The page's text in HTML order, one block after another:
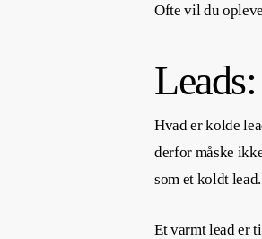
Ofte vil du
Hvad er kolde
derfor måske
som et koldt lead.
Et varmt lead er